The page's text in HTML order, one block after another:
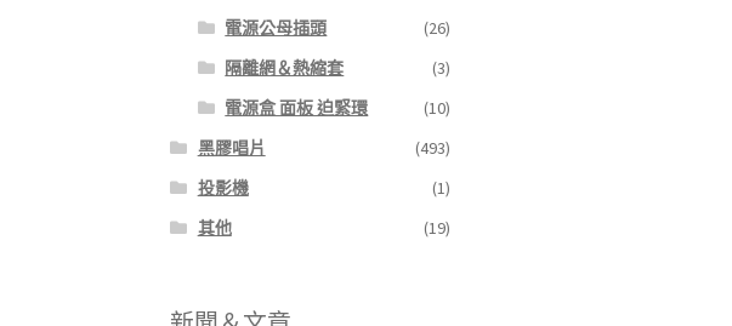
電源公母插頭
(26)
隔離網＆熱縮套
(3)
電源盒 面板 迫緊環
(10)
黑膠唱片
(493)
投影機
(1)
其他
(19)